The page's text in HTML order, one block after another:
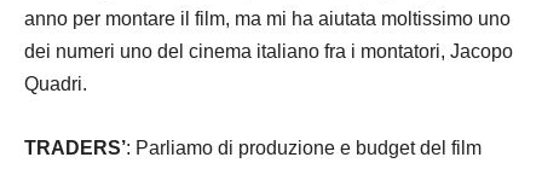
anno per montare il film, ma mi ha aiutata moltissimo uno
dei numeri uno del cinema italiano fra i montatori, Jacopo
Quadri.
TRADERS’: Parliamo di produzione e budget del film